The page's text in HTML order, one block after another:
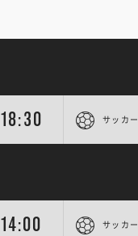
18:30 サッカー
14:00 サッカー